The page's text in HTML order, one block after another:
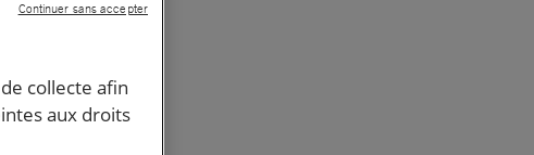
collecte afin
aux droits
Continuer sans accepter